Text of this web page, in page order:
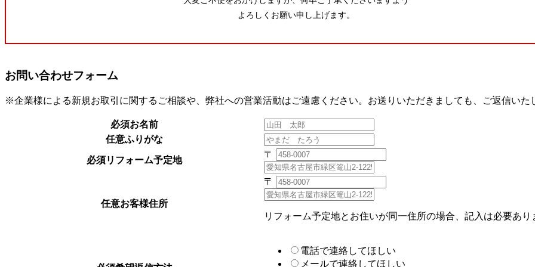
よろしくお願い申し上げます。
お問い合わせフォーム
※企業様による新規お取引に関するご相談や、弊社への営業活動はご遠慮ください。お送りいただきましても、ご返信いた
必須お名前
任意ふりがな
必須リフォーム予定地
〒
任意お客様住所
〒
リフォーム予定地とお住いが同一住所の場合、記入は必要あり
電話で連絡してほしい
メールで連絡してほしい